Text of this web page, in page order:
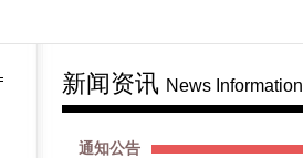
新闻资讯 News Information
通知公告